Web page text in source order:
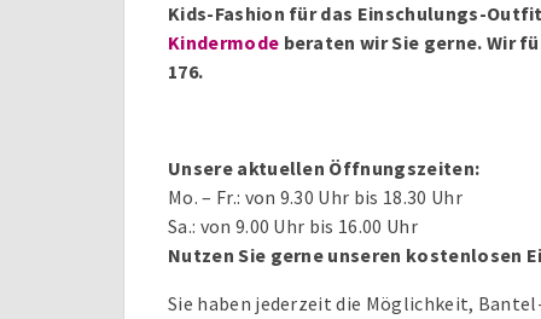
Kids-Fashion für das Einschulungs-
Kindermode beraten wir Sie gerne. Wir
176.
Unsere aktuellen Öffnungszeiten:
Mo. – Fr.: von 9.30 Uhr bis 18.30 Uhr
Sa.: von 9.00 Uhr bis 16.00 Uhr
Nutzen Sie gerne unseren kostenlosen
Sie haben jederzeit die Möglichkeit,